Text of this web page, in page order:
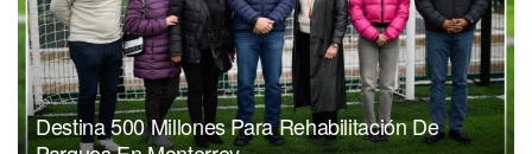
Destina 500 Millones Para Rehabilitación De